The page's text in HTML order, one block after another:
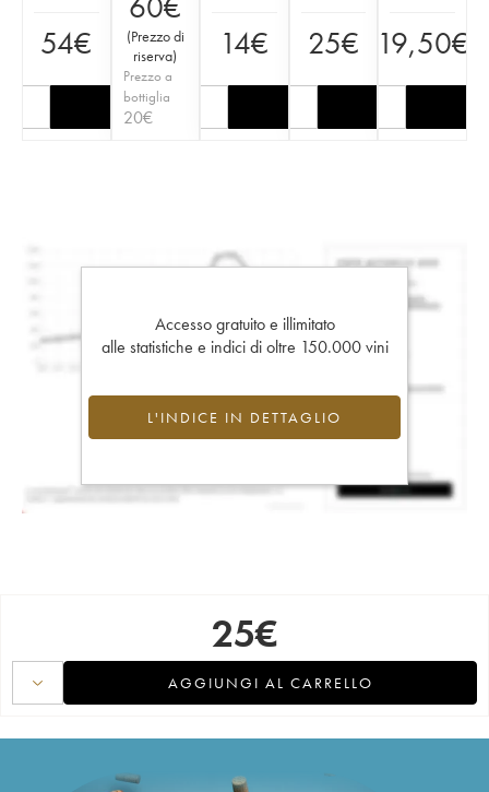
54€ (Prezzo di
riserva)
Prezzo a
bottiglia
20€
14€ 25€ 19,50€
Accesso gratuito e illimitato
alle statistiche e indici di oltre 150.000 vini
L'INDICE IN DETTAGLIO
25€
AGGIUNGI AL CARRELLO